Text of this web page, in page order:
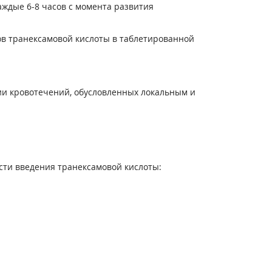
6-8 часов с момента развития
транексамовой кислоты в таблетированной
кровотечений, обусловленных локальным и
введения транексамовой кислоты: